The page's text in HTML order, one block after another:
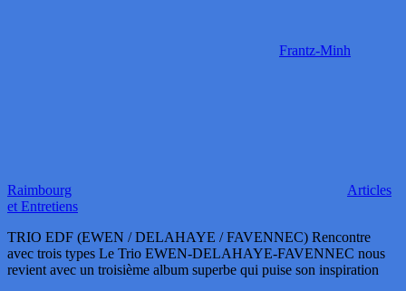
Frantz-Minh
Raimbourg
Articles
et Entretiens
TRIO EDF (EWEN / DELAHAYE / FAVENNEC) Rencontre
avec trois types Le Trio EWEN-DELAHAYE-FAVENNEC nous
revient avec un troisième album superbe qui puise son inspiration